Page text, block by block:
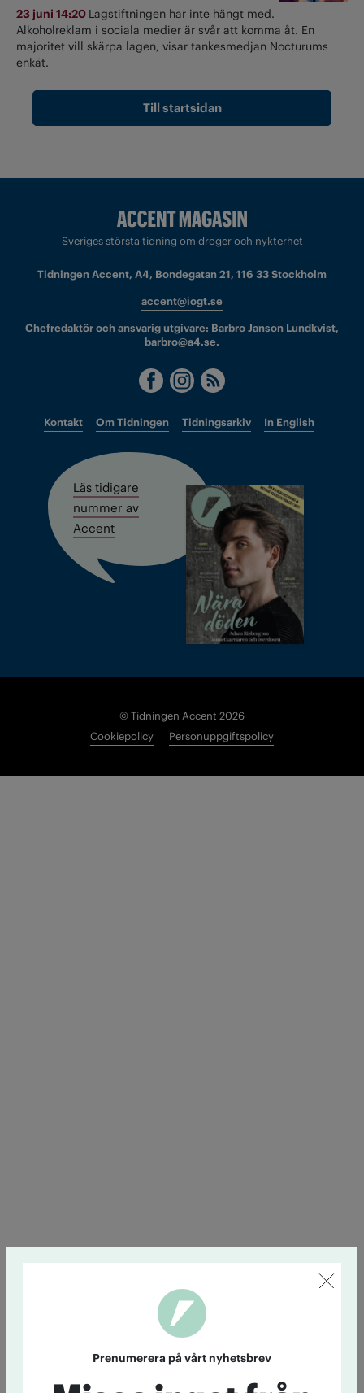
23 juni 14:20 Lagstiftningen har inte hängt med.
Alkoholreklam i sociala medier är svår att komma åt. En
majoritet vill skärpa lagen, visar tankesmedjan Nocturums
enkät.
Till startsidan
Sveriges största tidning om droger och nykterhet
Tidningen Accent, A4, Bondegatan 21, 116 33 Stockholm
accent@iogt.se
Chefredaktör och ansvarig utgivare: Barbro Janson Lundkvist,
barbro@a4.se.
Kontakt Om Tidningen Tidningsarkiv In English
Läs tidigare
nummer av
Accent
© Tidningen Accent 2026
Cookiepolicy
Personuppgiftspolicy
Prenumerera på vårt nyhetsbrev